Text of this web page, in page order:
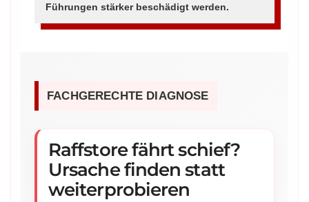
Führungen stärker beschädigt werden.
FACHGERECHTE DIAGNOSE
Raffstore fährt schief?
Ursache finden statt
weiterprobieren